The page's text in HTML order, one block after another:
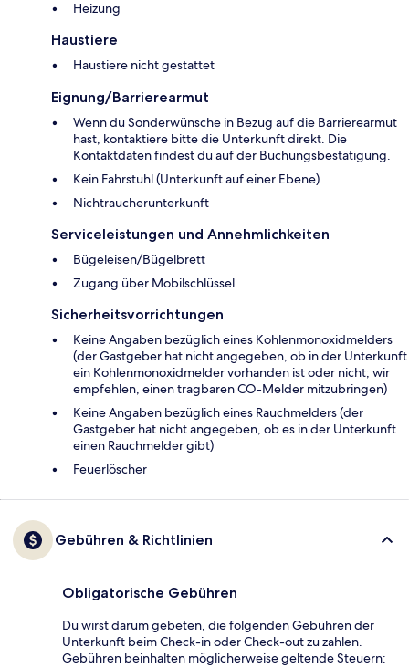
Heizung
Haustiere
Haustiere nicht gestattet
Eignung/Barrierearmut
Wenn du Sonderwünsche in Bezug auf die Barrierearmut
hast, kontaktiere bitte die Unterkunft direkt. Die
Kontaktdaten findest du auf der Buchungsbestätigung.
Kein Fahrstuhl (Unterkunft auf einer Ebene)
Nichtraucherunterkunft
Serviceleistungen und Annehmlichkeiten
Bügeleisen/Bügelbrett
Zugang über Mobilschlüssel
Sicherheitsvorrichtungen
Keine Angaben bezüglich eines Kohlenmonoxidmelders
(der Gastgeber hat nicht angegeben, ob in der Unterkunft
ein Kohlenmonoxidmelder vorhanden ist oder nicht; wir
empfehlen, einen tragbaren CO-Melder mitzubringen)
Keine Angaben bezüglich eines Rauchmelders (der
Gastgeber hat nicht angegeben, ob es in der Unterkunft
einen Rauchmelder gibt)
Feuerlöscher
Gebühren & Richtlinien
Obligatorische Gebühren
Du wirst darum gebeten, die folgenden Gebühren der
Unterkunft beim Check-in oder Check-out zu zahlen.
Gebühren beinhalten möglicherweise geltende Steuern: